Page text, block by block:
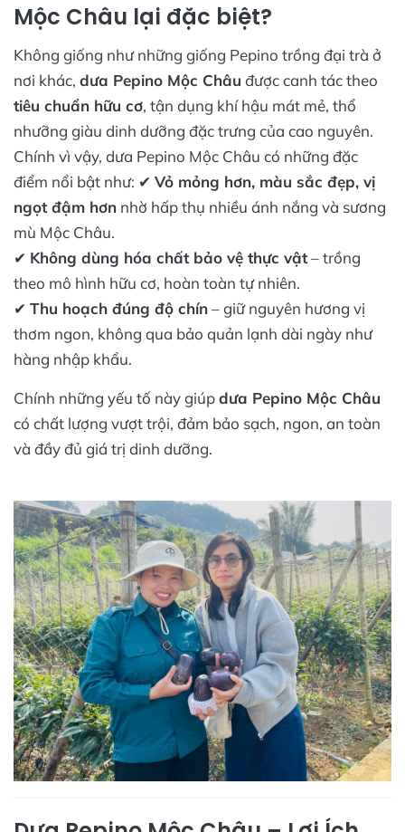
Mộc Châu lại đặc biệt?
Không giống như những giống Pepino trồng đại trà ở
nơi khác, dưa Pepino Mộc Châu được canh tác theo
tiêu chuẩn hữu cơ, tận dụng khí hậu mát mẻ, thổ
nhưỡng giàu dinh dưỡng đặc trưng của cao nguyên.
Chính vì vậy, dưa Pepino Mộc Châu có những đặc
điểm nổi bật như: ✔ Vỏ mỏng hơn, màu sắc đẹp, vị
ngọt đậm hơn nhờ hấp thụ nhiều ánh nắng và sương
mù Mộc Châu.
✔ Không dùng hóa chất bảo vệ thực vật– trồng
theo mô hình hữu cơ, hoàn toàn tự nhiên.
✔ Thu hoạch đúng độ chín– giữ nguyên hương vị
thơm ngon, không qua bảo quản lạnh dài ngày như
hàng nhập khẩu.
Chính những yếu tố này giúpdưa Pepino Mộc Châu
có chất lượng vượt trội, đảm bảo sạch, ngon, an toàn
và đầy đủ giá trị dinh dưỡng.